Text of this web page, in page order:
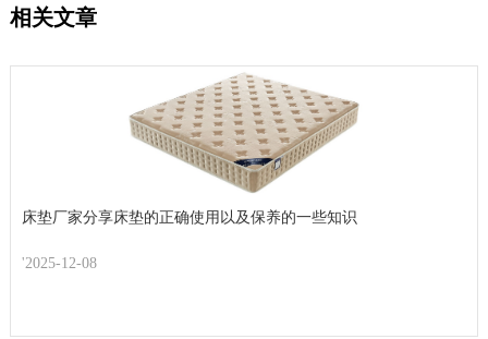
相关文章
床垫厂家分享床垫的正确使用以及保养的一些知识
'2025-12-08